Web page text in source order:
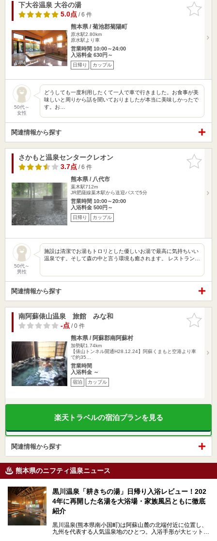
お気に入
りに追加
下大谷温泉 大谷の湯
5.0点/ 6 件
熊本県 / 菊池郡菊陽町
原水駅2.80km
原水駅より車
営業時間 10:00～24:00
入浴料金 630円～
日帰り カップル
50代～
女性
どうしても一度利用したくて一人で車で行きました。お食事が美
味しいと周りから話を聞いておりましたが本当に美味しかったで
す。お…
関連情報から探す
お気に入
りに追加
さかもと温泉センタークレオン
3.7点/ 6 件
熊本県 / 八代市
葉木駅712m
JR肥薩線葉木駅から送迎バスで5分
営業時間 10:00～20:00
入浴料金 500円～
日帰り カップル
50代～
男性
施設は清潔でお湯もトロリとした優しいお湯で最高に気持ちいい
温泉です。そして森の中と言う環境も癒されます。 レストラン…
関連情報から探す
お気に入
りに追加
南阿蘇俵山温泉 旅館 みな和
-点/ 0 件
熊本県 / 阿蘇郡南阿蘇村
加勢駅1.74km
【俵山トンネル開通H28.12.24】阿蘇くまもと空港より車
で約35…
営業時間
入浴料金 ～
宿泊 カップル
楽天トラベルの宿泊プランを見る
関連情報から探す
熊本県のニフティ温泉ニュース
黒川温泉「耕きちの湯」日帰り入浴レビュー！202
4年に再開した名湯を大浴場・家族風呂ともに徹底
紹介
黒川温泉(熊本県南小国町)は阿蘇山麓の北端付近に位置し、
九州を代表する人気温泉地のひとつ。入浴手形が大ヒット